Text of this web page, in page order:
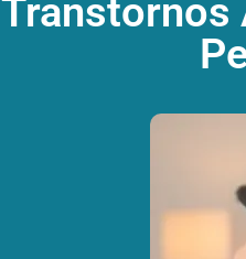
Transtornos